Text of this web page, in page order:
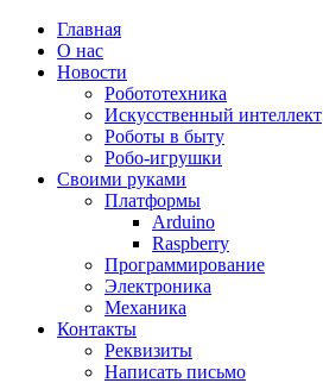
Главная
О нас
Новости
Робототехника
Искусственный интеллект
Роботы в быту
Робо-игрушки
Своими руками
Платформы
Arduino
Raspberry
Программирование
Электроника
Механика
Контакты
Реквизиты
Написать письмо